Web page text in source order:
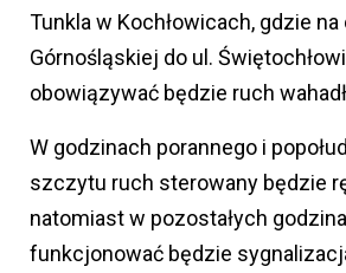
Tunkla w Kochłowicach, gdzie
Górnośląskiej do ul.
obowiązywać będzie ruch
W godzinach porannego i
szczytu ruch sterowany będzie
natomiast w pozostałych
funkcjonować będzie